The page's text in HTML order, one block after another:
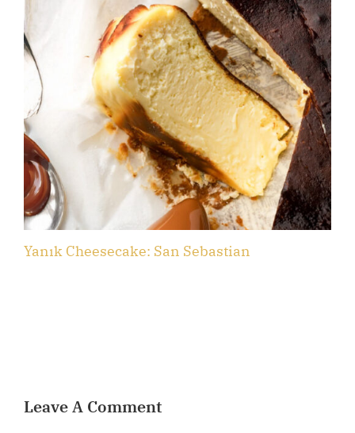
Yanık Cheesecake: San Sebastian
Leave A Comment